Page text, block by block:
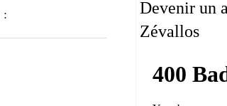
:
Devenir un
Zévallos